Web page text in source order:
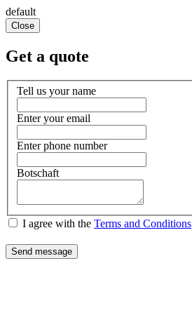
default
Close
Get a quote
Tell us your name
Enter your email
Enter phone number
Botschaft
I agree with the Terms and Conditions
Send message